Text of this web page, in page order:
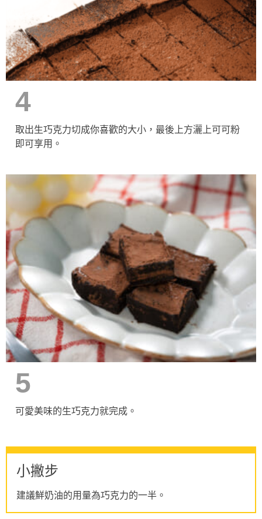
4
取出生巧克力切成你喜歡的大小，最後上方灑上可可粉
即可享用。
5
可愛美味的生巧克力就完成。
小撇步
建議鮮奶油的用量為巧克力的一半。